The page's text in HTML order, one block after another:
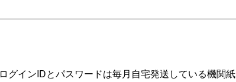
ログインIDとパスワードは毎月自宅発送している機関